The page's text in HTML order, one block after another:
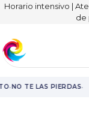
Horario intensivo |
de
·NO TE LAS PIERDAS·